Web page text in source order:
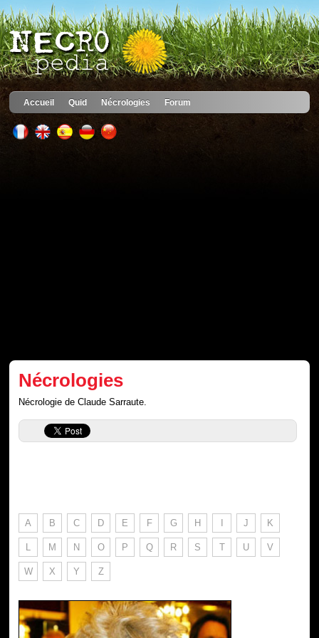
Accueil Quid Nécrologies Forum
Nécrologies
Nécrologie de Claude Sarraute.
A B C D E F G H I J K
L M N O P Q R S T U V
W X Y Z